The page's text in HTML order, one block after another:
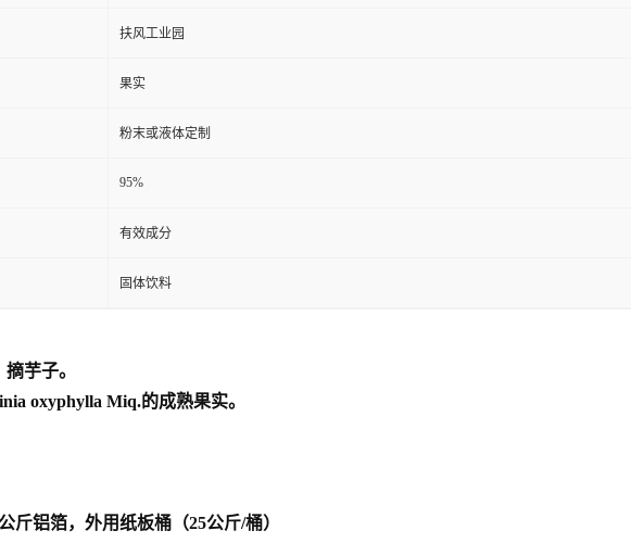
扶风工业园
果实
粉末或液体定制
95%
有效成分
固体饮料
芋子。
oxyphylla Miq.的成熟果实。
斤铝箔，外用纸板桶（25公斤/桶）